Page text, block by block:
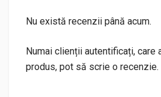
Nu există recenzii până acum.
Numai clienții autentificați, care
produs, pot să scrie o recenzie.